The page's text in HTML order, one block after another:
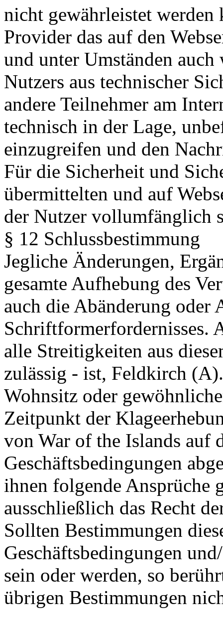
nicht gewährleistet werden
Provider das auf den
und unter Umständen auch
Nutzers aus technischer
andere Teilnehmer am
technisch in der Lage,
einzugreifen und den
Für die Sicherheit und
übermittelten und auf
der Nutzer vollumfänglich
§ 12 Schlussbestimmung
Jegliche Änderungen,
gesamte Aufhebung des
auch die Abänderung oder
Schriftformerfordernisses.
alle Streitigkeiten aus
zulässig - ist, Feldkirch
Wohnsitz oder
Zeitpunkt der
von War of the Islands auf
Geschäftsbedingungen
ihnen folgende Ansprüche
ausschließlich das Recht
Sollten Bestimmungen
Geschäftsbedingungen
sein oder werden, so
übrigen Bestimmungen